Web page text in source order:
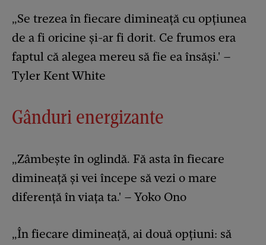
„Se trezea în fiecare dimineață cu opțiunea
de a fi oricine și-ar fi dorit. Ce frumos era
faptul că alegea mereu să fie ea însăși.' –
Tyler Kent White
Gânduri energizante
„Zâmbește în oglindă. Fă asta în fiecare
dimineață și vei începe să vezi o mare
diferență în viața ta.' – Yoko Ono
„În fiecare dimineață, ai două opțiuni: să